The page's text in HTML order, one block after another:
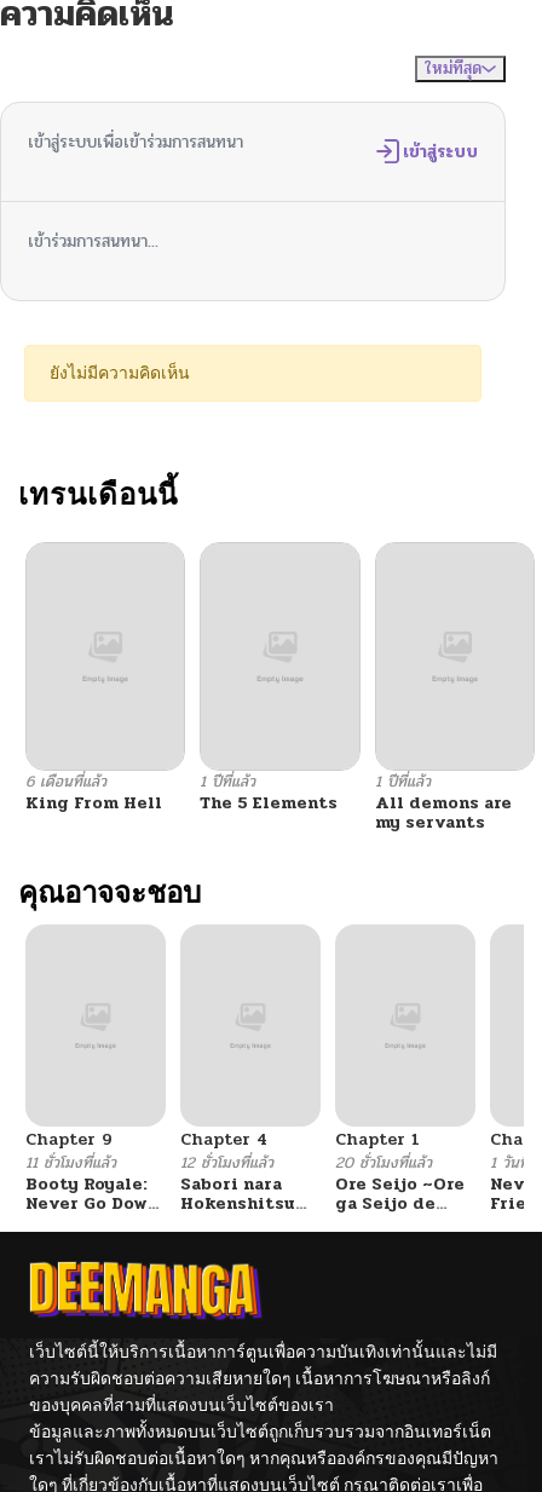
ตอนที่ 116
03/16/2026
ตอนที่ 114 03/08/2026
02/23/2026
ตอนที่ 112 02/16/2026
ตอนที่ 110
ตอนที่ 109
ตอนที่ 107 01/04/2026
ตอนที่ 106
ตอนที่ 105 12/15/2025
ตอนที่ 104
ตอนที่ 100 11/20/2025
ตอนที่ 99
ตอนที่ 98
ตอนที่ 97 11/20/2025
ตอนที่ 96 11/20/2025
ตอนที่ 95 11/20/2025
ความคิดเห็น
ใหม่ที่สุด
เข้าสู่ระบบเพื่อเข้าร่วมการสนทนา เข้าสู่ระบบ
เข้าร่วมการสนทนา...
ยังไม่มีความคิดเห็น
เทรนเดือนนี้
6 เดือนที่แล้ว
King From Hell
1 ปีที่แล้ว
The 5 Elements
1 ปีที่แล้ว
All demons are
my servants
คุณอาจจะชอบ
Chapter 9
11 ชั่วโมงที่แล้ว
Booty Royale:
Never Go Down
Chapter 4
12 ชั่วโมงที่แล้ว
Sabori nara
Hokenshitsu
Chapter 1
20 ชั่วโมงที่แล้ว
Ore Seijo ~Ore
ga Seijo de
1 วันที่แ
เว็บไซต์นี้ให้บริการเนื้อหาการ์ตูนเพื่อความบันเทิงเท่านั้นและไม่มี
ความรับผิดชอบต่อความเสียหายใดๆ เนื้อหาการโฆษณาหรือลิงก์
ของบุคคลที่สามที่แสดงบนเว็บไซต์ของเรา
ข้อมูลและภาพทั้งหมดบนเว็บไซต์ถูกเก็บรวบรวมจากอินเทอร์เน็ต
เราไม่รับผิดชอบต่อเนื้อหาใดๆ หากคุณหรือองค์กรของคุณมีปัญหา
ใดๆ ที่เกี่ยวข้องกับเนื้อหาที่แสดงบนเว็บไซต์ กรุณาติดต่อเราเพื่อ